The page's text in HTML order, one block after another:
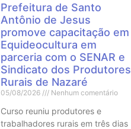
Prefeitura de Santo
Antônio de Jesus
promove capacitação em
Equideocultura em
parceria com o SENAR e
Sindicato dos Produtores
Rurais de Nazaré
05/08/2026 Nenhum comentário
Curso reuniu produtores e
trabalhadores rurais em três dias